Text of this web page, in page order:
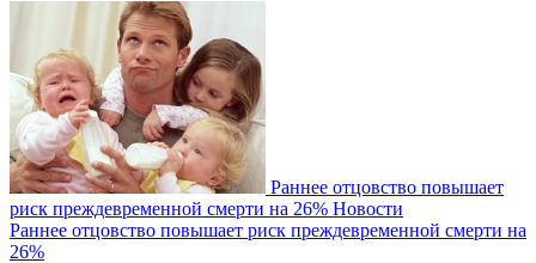
Раннее отцовство повышает
риск преждевременной смерти на 26% Новости
Раннее отцовство повышает риск преждевременной смерти на
26%